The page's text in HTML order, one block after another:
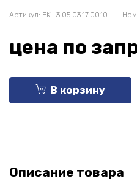
Артикул: EK_3.05.03.17.0010
цена по
В корзину
Описание товара